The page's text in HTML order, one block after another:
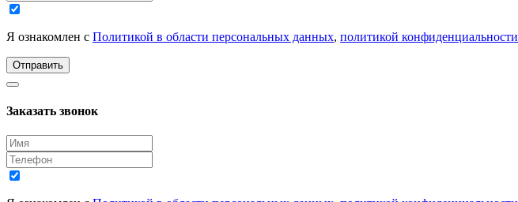
Я ознакомлен с Политикой в области персональных данных, политикой конфиденциальности
Отправить
Заказать звонок